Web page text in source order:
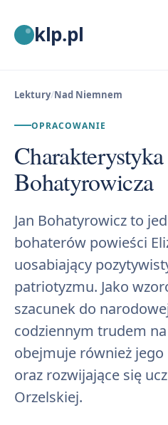
klp.pl
Lektury/Nad Niemnem
OPRACOWANIE
Bohatyrowicza
Jan Bohatyrowicz to
bohaterów powieści
uosabiający
patriotyzmu. Jako
szacunek do
codziennym trudem
obejmuje również jego
oraz rozwijające się
Orzelskiej.